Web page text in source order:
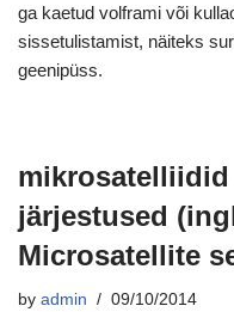
ga kaetud volframi või
sissetulistamist, näiteks
geenipüss.
järjestused
Microsatellite
by admin 09/10/2014